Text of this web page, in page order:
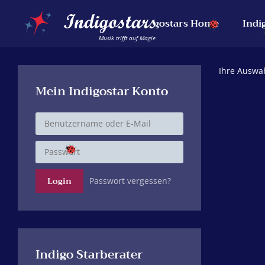
Musik trifft auf Magie
Indigostars Home
Mein Indigostar Konto
Passwort vergessen?
Indigo Starberater
Ihre